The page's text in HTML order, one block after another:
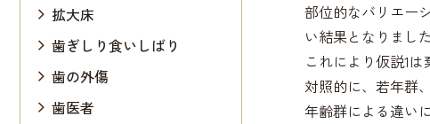
部位的なバリエー
い結果となりました
これにより仮説1は
対照的に、若年群
年齢群による違い
拡大床
歯ぎしり食いしばり
歯の外傷
歯医者